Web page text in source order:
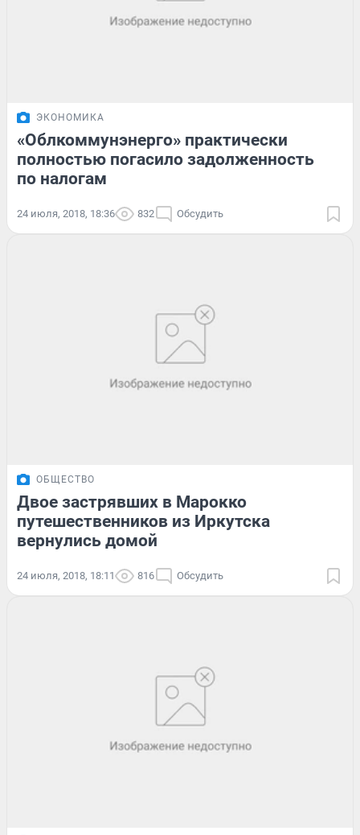
ЭКОНОМИКА
«Облкоммунэнерго» практически
полностью погасило задолженность
по налогам
24 июля, 2018, 18:36 832 Обсудить
ОБЩЕСТВО
Двое застрявших в Марокко
путешественников из Иркутска
вернулись домой
24 июля, 2018, 18:11 816 Обсудить